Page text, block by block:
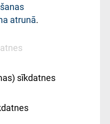
atrunā.
sīkdatnes